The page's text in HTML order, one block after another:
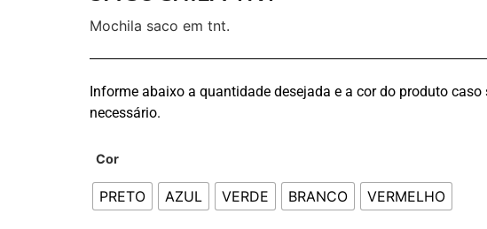
Mochila saco em tnt.
Informe abaixo a quantidade desejada e a cor do produto caso
necessário.
Cor
PRETO AZUL VERDE BRANCO VERMELHO